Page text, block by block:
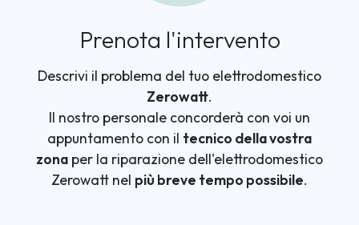
Prenota l'intervento
Descrivi il problema del tuo elettrodomestico
Zerowatt.
Il nostro personale concorderà con voi un
appuntamento con il tecnico della vostra
zona per la riparazione dell'elettrodomestico
Zerowatt nel più breve tempo possibile.